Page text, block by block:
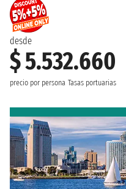
desde
$ 5.532.660
precio por persona Tasas portuarias